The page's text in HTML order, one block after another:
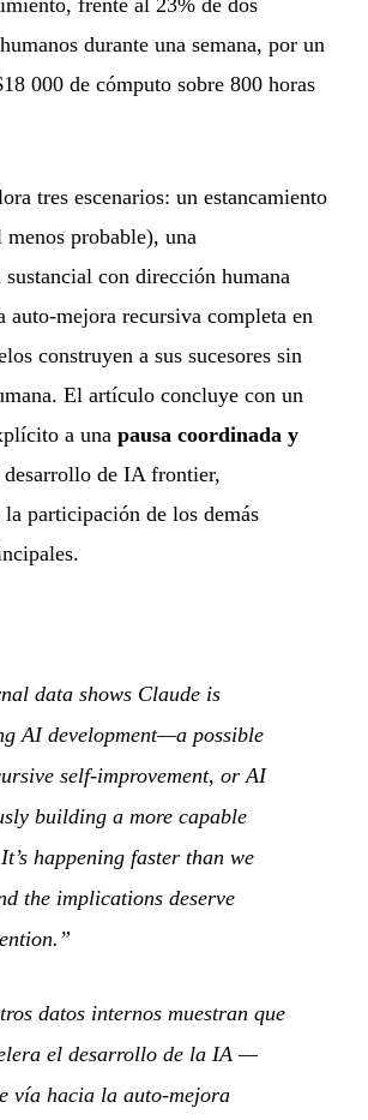
frente al 23% de dos
durante una semana, por un
000 de cómputo sobre 800 horas
tres escenarios: un estancamiento
menos probable), una
con dirección humana
auto-mejora recursiva completa en
construyen a sus sucesores sin
El artículo concluye con un
a una pausa coordinada y
desarrollo de IA frontier,
participación de los demás
data shows Claude is
AI development—a possible
self-improvement, or AI
building a more capable
happening faster than we
the implications deserve
datos internos muestran que
el desarrollo de la IA —
vía hacia la auto-mejora